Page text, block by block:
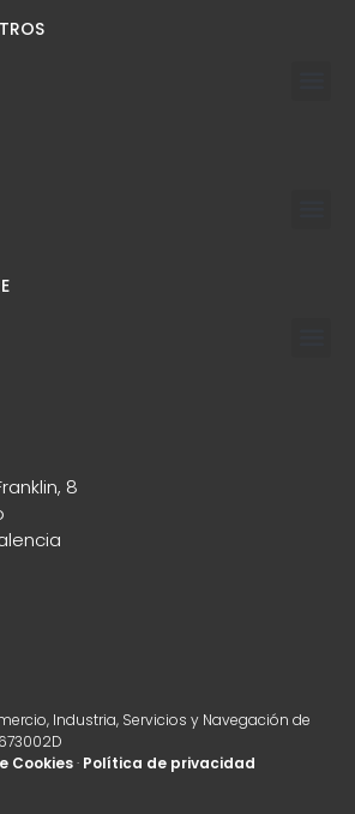
8
Industria, Servicios y Navegación de
Cookies· Política de privacidad